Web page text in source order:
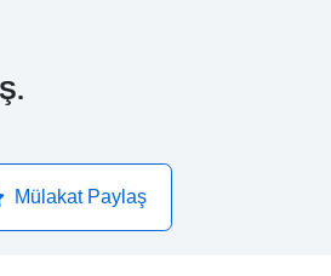
Mülakat Paylaş